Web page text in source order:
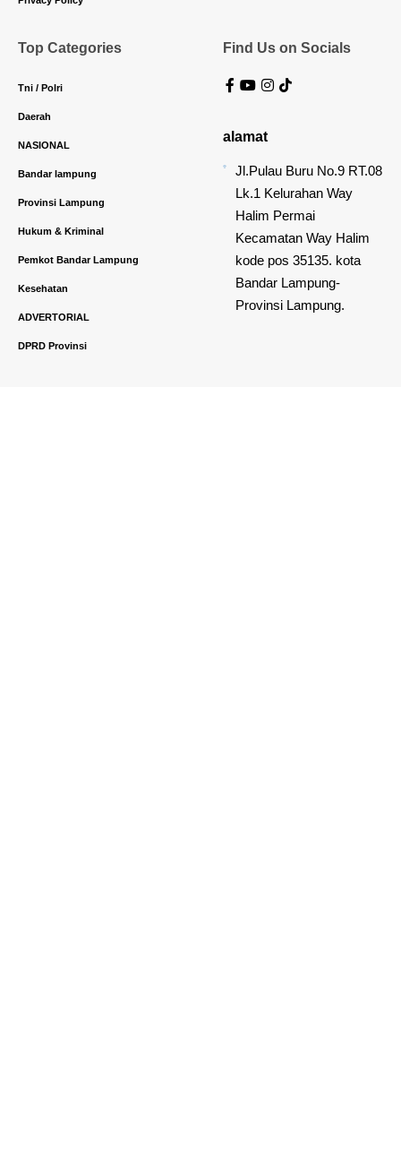
Top Categories
Tni / Polri
Daerah
NASIONAL
Bandar lampung
Provinsi Lampung
Hukum & Kriminal
Pemkot Bandar Lampung
Kesehatan
ADVERTORIAL
DPRD Provinsi
Find Us on Socials
alamat
Jl.Pulau Buru No.9 RT.08
Lk.1 Kelurahan Way
Halim Permai
Kecamatan Way Halim
kode pos 35135. kota
Bandar Lampung-
Provinsi Lampung.